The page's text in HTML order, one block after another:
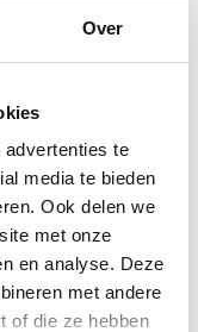
Over
te
media te bieden
Ook delen we
met onze
en analyse. Deze
met andere
of die ze hebben
vierkantprofiel
na 2662 beoordelingen